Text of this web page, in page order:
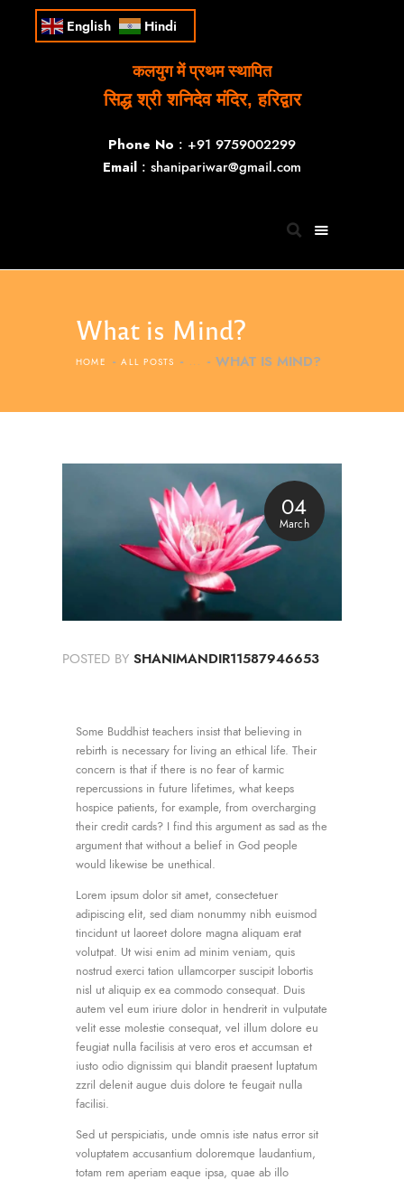
English Hindi
कलयुग में प्रथम स्थापित
सिद्ध श्री शनिदेव मंदिर, हरिद्वार
Phone No : +91 9759002299
Email : shanipariwar@gmail.com
What is Mind?
HOME ALL POSTS ... WHAT IS MIND?
04
March
POSTED BY SHANIMANDIR11587946653
Some Buddhist teachers insist that believing in
rebirth is necessary for living an ethical life. Their
concern is that if there is no fear of karmic
repercussions in future lifetimes, what keeps
hospice patients, for example, from overcharging
their credit cards? I find this argument as sad as the
argument that without a belief in God people
would likewise be unethical.
Lorem ipsum dolor sit amet, consectetuer
adipiscing elit, sed diam nonummy nibh euismod
tincidunt ut laoreet dolore magna aliquam erat
volutpat. Ut wisi enim ad minim veniam, quis
nostrud exerci tation ullamcorper suscipit lobortis
nisl ut aliquip ex ea commodo consequat. Duis
autem vel eum iriure dolor in hendrerit in vulputate
velit esse molestie consequat, vel illum dolore eu
feugiat nulla facilisis at vero eros et accumsan et
iusto odio dignissim qui blandit praesent luptatum
zzril delenit augue duis dolore te feugait nulla
facilisi.
Sed ut perspiciatis, unde omnis iste natus error sit
voluptatem accusantium doloremque laudantium,
totam rem aperiam eaque ipsa, quae ab illo